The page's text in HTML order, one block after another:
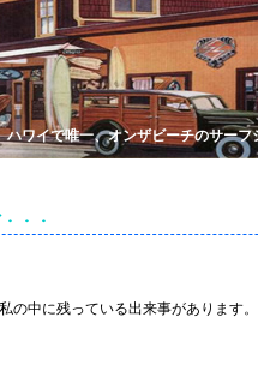
ワイで唯一、オンザビーチのサーフ
・・
の中に残っている出来事があります。